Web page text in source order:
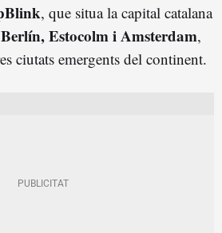
, que situa la capital catalana
Estocolm i Amsterdam,
ciutats emergents del continent.